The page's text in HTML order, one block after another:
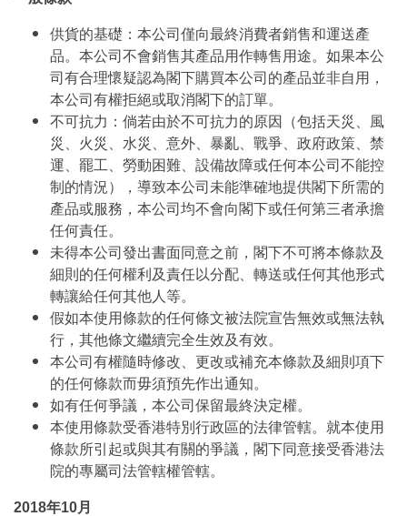
供貨的基礎：本公司僅向最終消費者銷售和運送產
品。本公司不會銷售其產品用作轉售用途。如果本公
司有合理懷疑認為閣下購買本公司的產品並非自用，
本公司有權拒絕或取消閣下的訂單。
不可抗力：倘若由於不可抗力的原因（包括天災、風
災、火災、水災、意外、暴亂、戰爭、政府政策、禁
運、罷工、勞動困難、設備故障或任何本公司不能控
制的情況），導致本公司未能準確地提供閣下所需的
產品或服務，本公司均不會向閣下或任何第三者承擔
任何責任。
未得本公司發出書面同意之前，閣下不可將本條款及
細則的任何權利及責任以分配、轉送或任何其他形式
轉讓給任何其他人等。
假如本使用條款的任何條文被法院宣告無效或無法執
行，其他條文繼續完全生效及有效。
本公司有權隨時修改、更改或補充本條款及細則項下
的任何條款而毋須預先作出通知。
如有任何爭議，本公司保留最終決定權。
本使用條款受香港特別行政區的法律管轄。就本使用
條款所引起或與其有關的爭議，閣下同意接受香港法
院的專屬司法管轄權管轄。
2018年10月